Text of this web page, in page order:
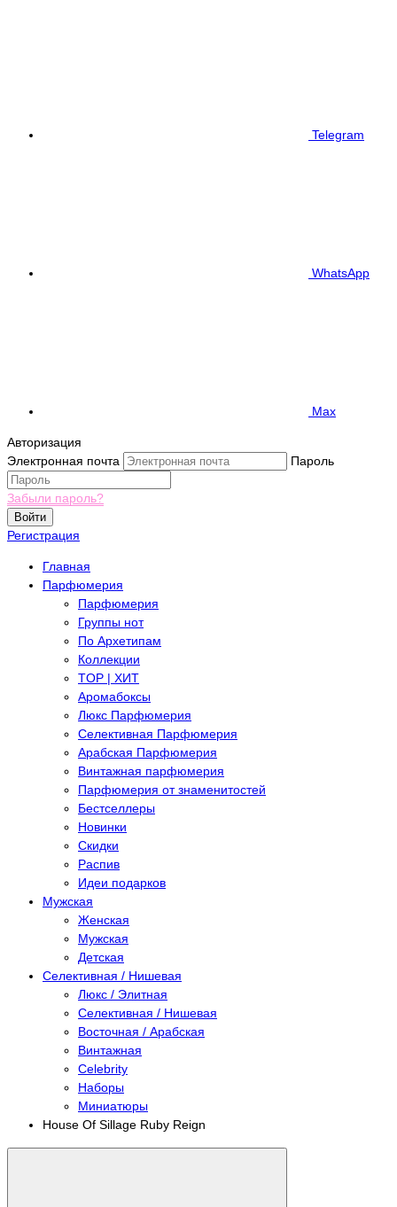
Telegram
WhatsApp
Max
Авторизация
Электронная почта
Пароль
Забыли пароль?
Войти
Регистрация
Главная
Парфюмерия
Парфюмерия
Группы нот
По Архетипам
Коллекции
TOP | ХИТ
Аромабоксы
Люкс Парфюмерия
Селективная Парфюмерия
Арабская Парфюмерия
Винтажная парфюмерия
Парфюмерия от знаменитостей
Бестселлеры
Новинки
Скидки
Распив
Идеи подарков
Мужская
Женская
Мужская
Детская
Селективная / Нишевая
Люкс / Элитная
Селективная / Нишевая
Восточная / Арабская
Винтажная
Celebrity
Наборы
Миниатюры
House Of Sillage Ruby Reign